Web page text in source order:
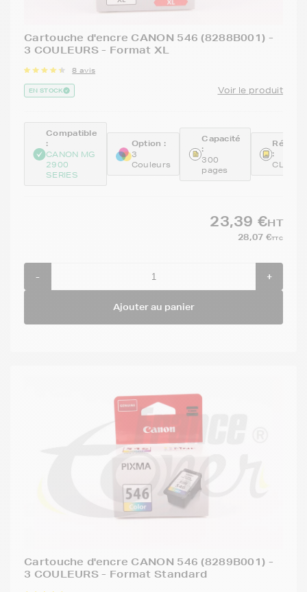
Cartouche d'encre CANON 546 (8288B001) -
3 COULEURS - Format XL
8 avis
EN STOCK Voir le produit
Compatible
:
CANON MG
2900
SERIES
Option :
3
Couleurs
Capacité
:
300
pages
:
23,39 €HT
28,07 €TTC
- +
Ajouter au panier
Cartouche d'encre CANON 546 (8289B001) -
3 COULEURS - Format Standard